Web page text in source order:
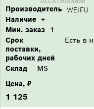
Производитель WEIFU
Наличие +
Мин. заказ
1
Срок
поставки,
рабочих дней
Есть в
Склад
MS
Цена, ₽
1 125